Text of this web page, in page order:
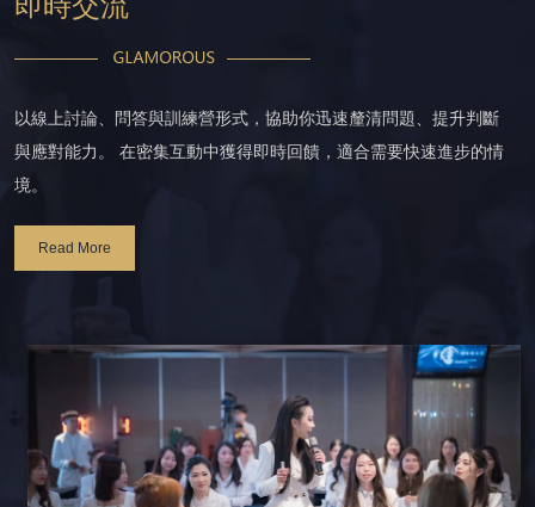
以線上討論、問答與訓練營形式，協助你迅速釐清問題、提升判斷
與應對能力。 在密集互動中獲得即時回饋，適合需要快速進步的情
境。
Read More